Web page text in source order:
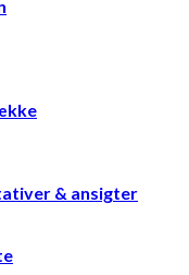
& ansigter